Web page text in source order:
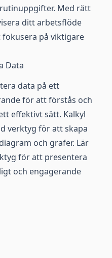
Med rätt
ditt arbetsflöde
på viktigare
Data
data på ett
för att förstås och
effektivt sätt. Kalkyl
verktyg för att skapa
och grafer. Lär
för att presentera
och engagerande